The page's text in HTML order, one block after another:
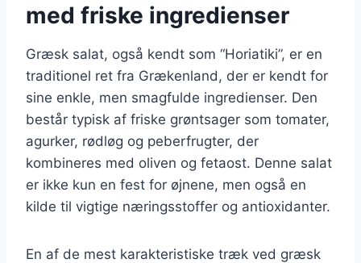
med friske ingredienser
Græsk salat, også kendt som “Horiatiki”, er en
traditionel ret fra Grækenland, der er kendt for
sine enkle, men smagfulde ingredienser. Den
består typisk af friske grøntsager som tomater,
agurker, rødløg og peberfrugter, der
kombineres med oliven og fetaost. Denne salat
er ikke kun en fest for øjnene, men også en
kilde til vigtige næringsstoffer og antioxidanter.
En af de mest karakteristiske træk ved græsk